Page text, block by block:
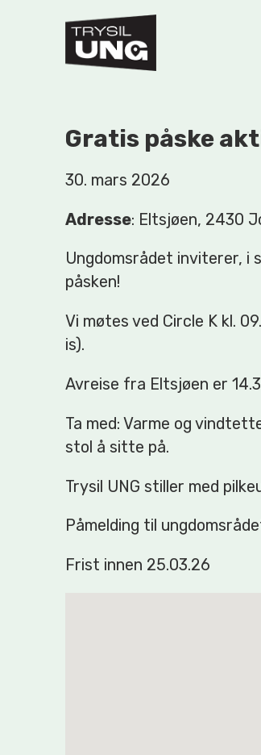
Gratis påske
30. mars 2026
Adresse: Eltsjøen, 2430
Ungdomsrådet inviterer, i
påsken!
Vi møtes ved Circle K kl.
is).
Avreise fra Eltsjøen er
Ta med: Varme og
stol å sitte på.
Trysil UNG stiller med
Påmelding til
Frist innen 25.03.26